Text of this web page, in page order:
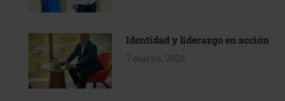
Identidad y liderazgo en acción
7 marzo, 2026